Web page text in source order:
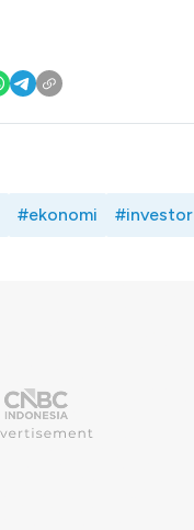
#ekonomi #investor